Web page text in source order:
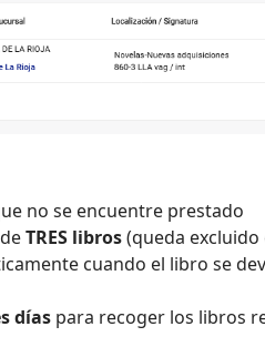
no se encuentre prestado
TRES libros(queda
cuando el libro se
días para recoger los libros